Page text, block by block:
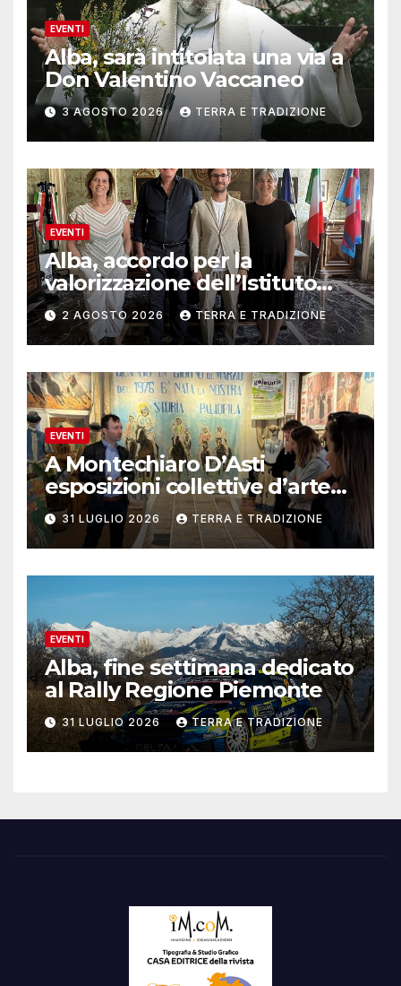
EVENTI
Alba, sarà intitolata una via a
Don Valentino Vaccaneo
3 AGOSTO 2026 TERRA E TRADIZIONE
EVENTI
Alba, accordo per la
valorizzazione dell’Istituto
musicale Rocca
2 AGOSTO 2026 TERRA E TRADIZIONE
EVENTI
A Montechiaro D’Asti
esposizioni collettive d’arte
contemporanea
31 LUGLIO 2026 TERRA E TRADIZIONE
EVENTI
Alba, fine settimana dedicato
al Rally Regione Piemonte
31 LUGLIO 2026 TERRA E TRADIZIONE